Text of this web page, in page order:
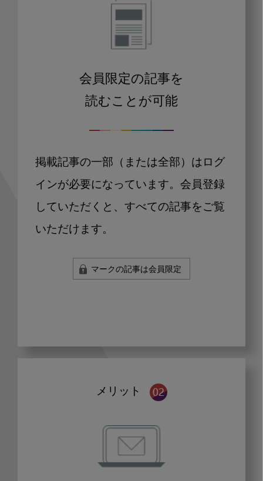
会員限定の記事を
読むことが可能
掲載記事の一部（または全部）はログ
インが必要になっています。会員登録
していただくと、すべての記事をご覧
いただけます。
マークの記事は会員限定
メリット